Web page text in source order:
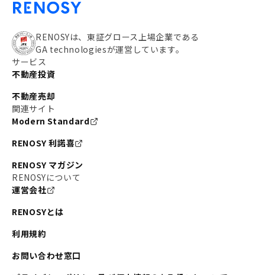
RENOSYは、東証グロース上場企業である
GA technologiesが運営しています。
サービス
不動産投資
不動産売却
関連サイト
Modern Standard
RENOSY 利諾喜
RENOSY マガジン
RENOSYについて
運営会社
RENOSYとは
利用規約
お問い合わせ窓口